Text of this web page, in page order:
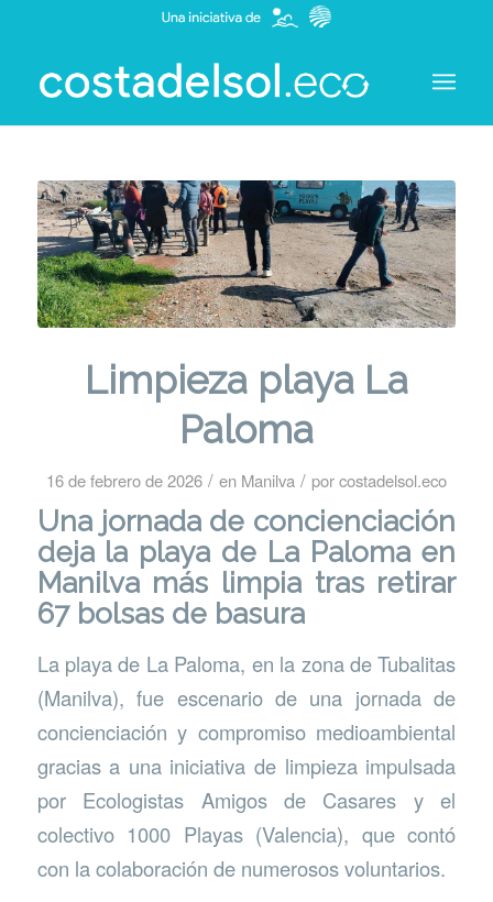
Limpieza playa La
Paloma
16 de febrero de 2026 / en Manilva / porcostadelsol.eco
Una jornada de concienciación
deja la playa de La Paloma en
Manilva más limpia tras retirar
67 bolsas de basura
La playa de La Paloma, en la zona de Tubalitas
(Manilva), fue escenario de una jornada de
concienciación y compromiso medioambiental
gracias a una iniciativa de limpieza impulsada
por Ecologistas Amigos de Casares y el
colectivo 1000 Playas (Valencia), que contó
con la colaboración de numerosos voluntarios.